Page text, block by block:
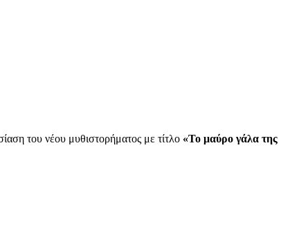
του νέου μυθιστορήματος με τίτλο «Το μαύρο γάλα της